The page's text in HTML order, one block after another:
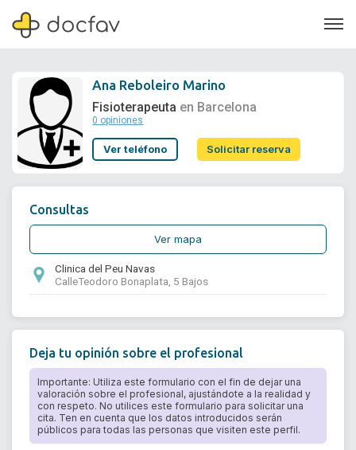
Soporte
Ana Reboleiro Marino
Fisioterapeuta en Barcelona
0 opiniones
Ver teléfono Solicitar reserva
Consultas
Ver mapa
Clinica del Peu Navas
CalleTeodoro Bonaplata, 5 Bajos
Deja tu opinión sobre el profesional
Importante: Utiliza este formulario con el fin de dejar una
valoración sobre el profesional, ajustándote a la realidad y
con respeto. No utilices este formulario para solicitar una
cita. Ten en cuenta que los datos introducidos serán
públicos para todas las personas que visiten este perfil.